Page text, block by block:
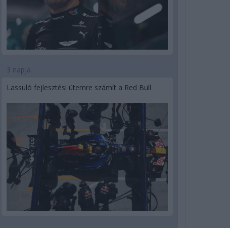
3 napja
Lassuló fejlesztési ütemre számít a Red Bull